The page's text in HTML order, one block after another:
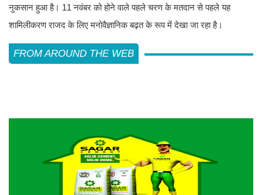
नुकसान हुआ है। 11 नवंबर को होने वाले पहले चरण के मतदान से पहले यह
शामिलीकरण राजद के लिए मनोवैज्ञानिक बढ़त के रूप में देखा जा रहा है।
FROM AROUND THE WEB